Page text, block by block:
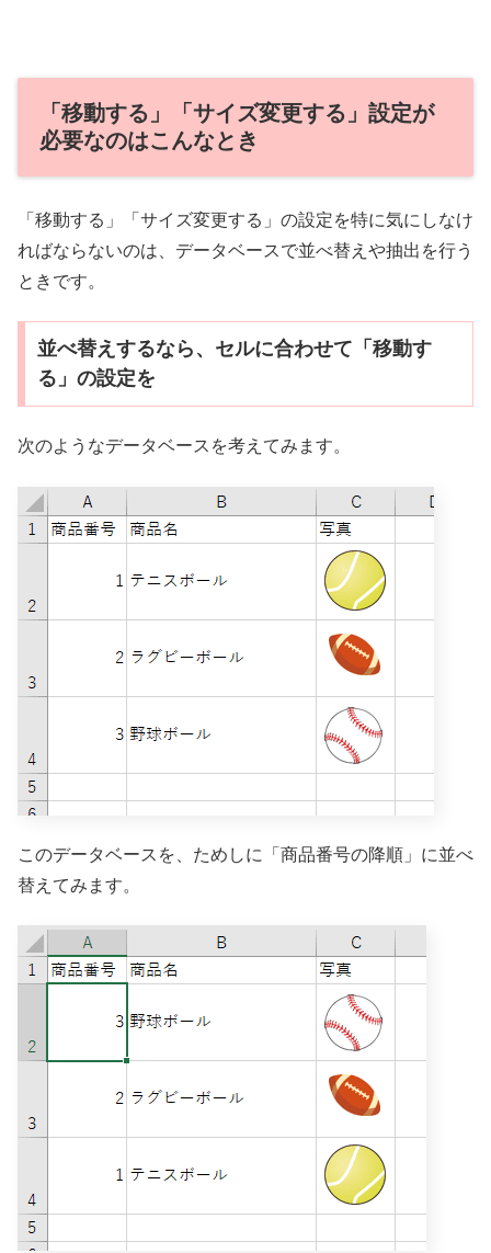
「移動する」「サイズ変更する」設定が
必要なのはこんなとき
「移動する」「サイズ変更する」の設定を特に気にしなけ
ればならないのは、データベースで並べ替えや抽出を行う
ときです。
並べ替えするなら、セルに合わせて「移動す
る」の設定を
次のようなデータベースを考えてみます。
このデータベースを、ためしに「商品番号の降順」に並べ
替えてみます。